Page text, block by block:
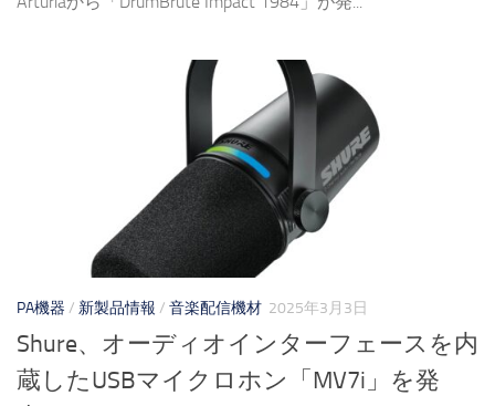
PA機器 / 新製品情報 / 音楽配信機材 2025年3月3日
Shure、オーディオインターフェースを内
蔵したUSBマイクロホン「MV7i」を発